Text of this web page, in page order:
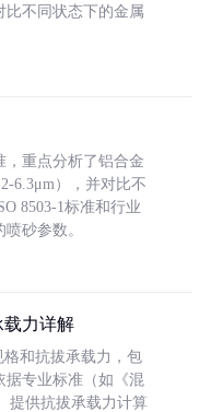
比不同状态下的金属
，重点分析了铝合金
6.3μm），并对比不
8503-1标准和行业
砂参数。
载力详解
和抗拔承载力，包
据专业标准（如《混
提供抗拔承载力计算